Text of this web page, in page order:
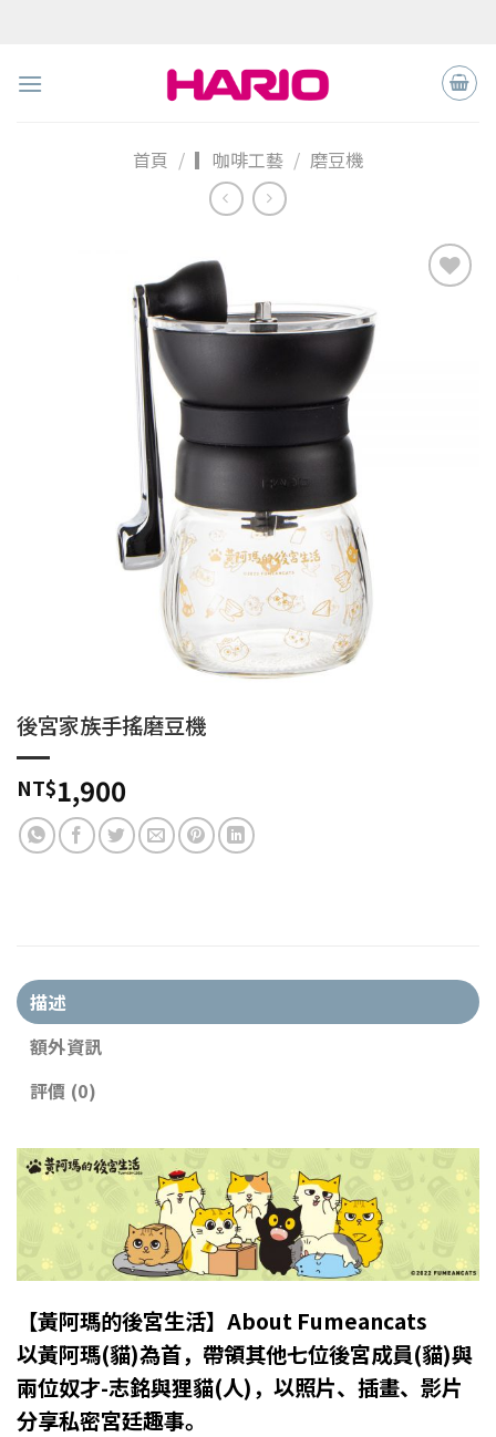
首頁 / ▎咖啡工藝 / 磨豆機
後宮家族手搖磨豆機
NT$1,900
描述
額外資訊
評價 (0)
【黃阿瑪的後宮生活】About Fumeancats
以黃阿瑪(貓)為首，帶領其他七位後宮成員(貓)與
兩位奴才-志銘與狸貓(人)，以照片、插畫、影片
分享私密宮廷趣事。